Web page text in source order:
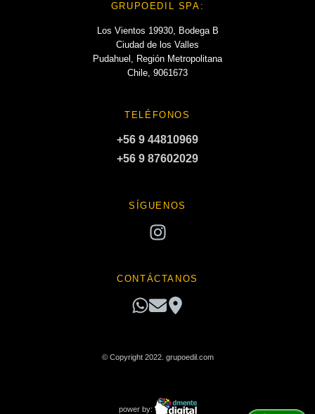
GRUPOEDIL SPA:
Los Vientos 19930, Bodega B
Ciudad de los Valles
Pudahuel, Región Metropolitana
Chile, 9061673
TELÉFONOS
+56 9 44810969
+56 9 87602029
SÍGUENOS
CONTÁCTANOS
© Copyright 2022. grupoedil.com
power by: